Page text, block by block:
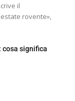
il
rovente»,
cosa significa